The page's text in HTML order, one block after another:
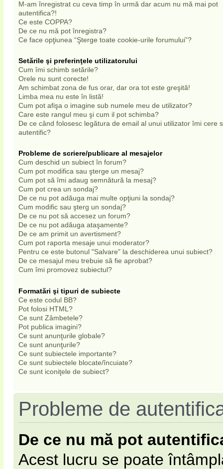
M-am înregistrat cu ceva timp în urmă dar acum nu mă mai pot
autentifica?!
Ce este COPPA?
De ce nu mă pot înregistra?
Ce face opţiunea “Şterge toate cookie-urile forumului”?
Setările şi preferinţele utilizatorului
Cum îmi schimb setările?
Orele nu sunt corecte!
Am schimbat zona de fus orar, dar ora tot este greşită!
Limba mea nu este în listă!
Cum pot afişa o imagine sub numele meu de utilizator?
Care este rangul meu şi cum il pot schimba?
De ce când folosesc legătura de email al unui utilizator îmi cere
autentific?
Probleme de scriere/publicare al mesajelor
Cum deschid un subiect în forum?
Cum pot modifica sau şterge un mesaj?
Cum pot să îmi adaug semnătură la mesaj?
Cum pot crea un sondaj?
De ce nu pot adăuga mai multe opţiuni la sondaj?
Cum modific sau şterg un sondaj?
De ce nu pot să accesez un forum?
De ce nu pot adăuga ataşamente?
De ce am primit un avertisment?
Cum pot raporta mesaje unui moderator?
Pentru ce este butonul "Salvare" la deschiderea unui subiect?
De ce mesajul meu trebuie să fie aprobat?
Cum îmi promovez subiectul?
Formatări şi tipuri de subiecte
Ce este codul BB?
Pot folosi HTML?
Ce sunt Zâmbetele?
Pot publica imagini?
Ce sunt anunţurile globale?
Ce sunt anunţurile?
Ce sunt subiectele importante?
Ce sunt subiectele blocate/încuiate?
Ce sunt iconiţele de subiect?
Probleme de
De ce nu mă pot
Acest lucru se poate